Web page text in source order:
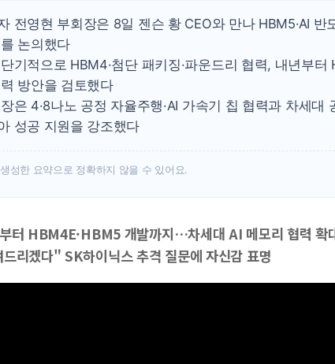
전영현 부회장은 8일 젠슨 황 CEO와 만나 HBM5·AI 반
논의했다
기적으로 HBM4·첨단 패키징·파운드리 협력, 내년부터
방안을 검토했다
은 4·8나노 공정 자율주행·AI 가속기 칩 협력과 차세대
성공 지원을 강조했다
성한 요약으로 정확하지 않을 수 있어요.
터 HBM4E·HBM5 개발까지…차세대 AI 메모리 협력 확
리겠다" SK하이닉스 추격 질문에 자신감 표명